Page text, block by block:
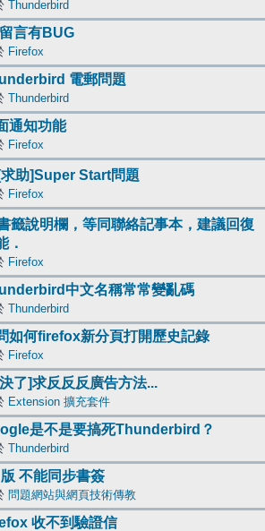
Thunderbird
言有BUG
Firefox
電郵問題
Thunderbird
通知功能
Firefox
[求助]Super Start問題
Firefox
籤說明欄，等同聯絡記事本，建議回復
．
Firefox
中文名稱常常變亂碼
Thunderbird
如何firefox新分頁打開歷史記錄
Firefox
了]求反反反廣告方法...
Extension 擴充套件
是不是要搞死Thunderbird？
Thunderbird
不能同步書簽
問題網站與網頁技術傳教
收不到驗證信